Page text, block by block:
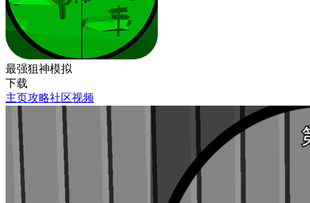
最强狙神模拟
下载
主页攻略社区视频